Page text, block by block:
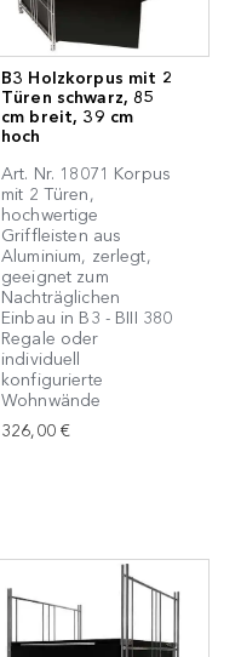
B3 Holzkorpus mit 2
Türen schwarz, 85
cm breit, 39 cm
hoch
Art. Nr. 18071 Korpus
mit 2 Türen,
hochwertige
Griffleisten aus
Aluminium, zerlegt,
geeignet zum
Nachträglichen
Einbau in B3 - BIII 380
Regale oder
individuell
konfigurierte
Wohnwände
326,00 €